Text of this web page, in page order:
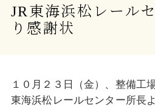
JR東海浜松レール
り感謝状
１０月２３日（金）、整備工
東海浜松レールセンター所長